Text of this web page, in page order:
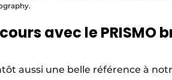
avec le PRISMO
aussi une belle référence à